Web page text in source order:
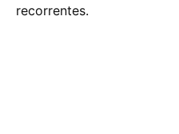
recorrentes.